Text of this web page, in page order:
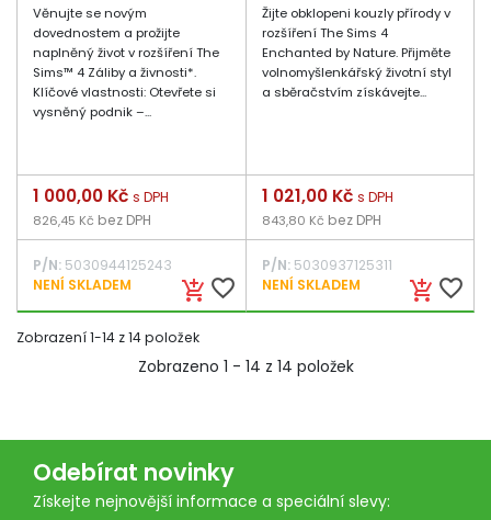
Věnujte se novým
dovednostem a prožijte
naplněný život v rozšíření The
Sims™ 4 Záliby a živnosti*.
Klíčové vlastnosti: Otevřete si
vysněný podnik –...
add_shopping_cart favorite_border
Cena
1 000,00 Kč s DPH
826,45 Kč bez DPH
P/N: 5030944125243
NENÍ SKLADEM
Žijte obklopeni kouzly přírody v
rozšíření The Sims 4
Enchanted by Nature. Přijměte
volnomyšlenkářský životní styl
a sběračstvím získávejte...
add_shopping_cart favorite_border
Cena
1 021,00 Kč s DPH
843,80 Kč bez DPH
P/N:5030937125311
NENÍ SKLADEM
Zobrazení 1-14 z 14 položek
Zobrazeno 1 - 14 z 14 položek
Odebírat novinky
Získejte nejnovější informace a speciální slevy: